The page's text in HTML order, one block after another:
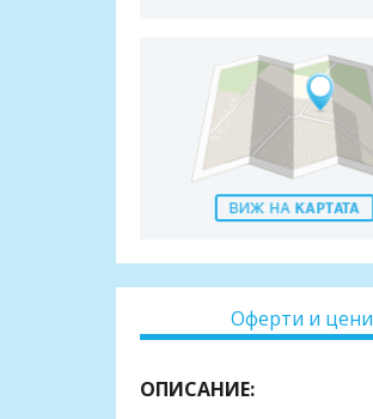
Оферти и цени
ОПИСАНИЕ: